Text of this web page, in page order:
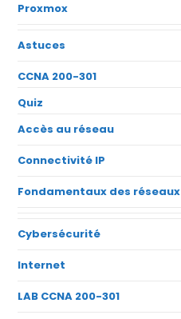
Proxmox
Astuces
CCNA 200-301
Quiz
Accès au réseau
Connectivité IP
Fondamentaux des réseaux
Cybersécurité
Internet
LAB CCNA 200-301